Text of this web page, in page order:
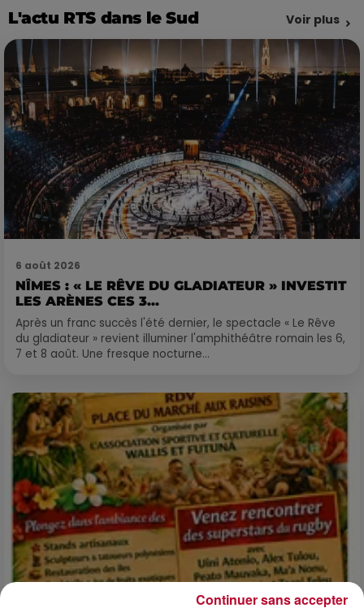
L'actu RTS dans le Sud Voir plus
6 août 2026
NÎMES : « LE RÊVE DU GLADIATEUR » INVESTIT
LES ARÈNES CES 3...
Après un franc succès l'été dernier, le spectacle « Le Rêve
du gladiateur » revient illuminer l'amphithéâtre romain les 6,
7 et 8 août. Une fresque nocturne...
Continuer sans accepter